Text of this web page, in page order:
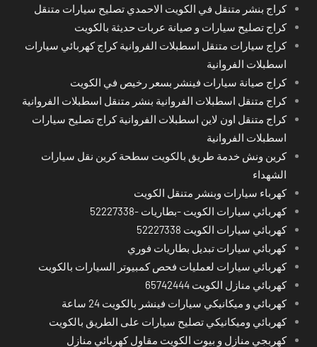
كراج بنشر متنقل في الكويت الاحمدي تصليح سيارات متنقل
كراج تصليح سيارات و صيانة عربات حديثة بالكويت
كراج سيارات متنقل اسطبلات الفروانية كراج كهربائي سيارات
اسطبلات الفروانية
كراج صيانة سيارات فينشر بسعر رخيص في الكويت
كراج متنقل اسطبلات الفروانية بنشر متنقل اسطبلات الفروانية
كراج متنقل اون لاين اسطبلات الفروانية كراج تصليح سيارات
اسطبلات الفروانية
كرين ونش خدمة طريق بالكويت سطحة كرين نقل سيارات
الشهداء
كهرباء سيارات وبنشر متنقل الكويت
كهربائي سيارات الكويت -بطاريات -52227338
كهربائي سيارات الكويت 52227338
كهربائي سيارات تبديل بطاريات فوري
كهربائي سيارات لعمليات فحص كمبيوتر السيارات بالكويت
كهربائي منازل الكويت 65742444
كهربائي و ميكانيكي سيارات فينشر بالكويت 24 ساعة
كهربائي وميكانيكي تصليح سيارات على الطريق بالكويت
كهربجي منازل و بيوت الكويت مقاول كهربائي منازل